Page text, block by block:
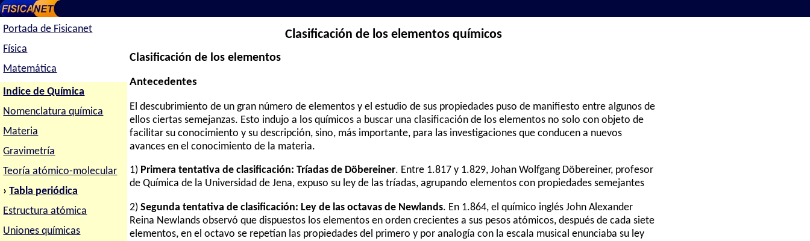
Portada de Fisicanet
Física
Matemática
Indice de Química
Nomenclatura química
Materia
Gravimetría
Teoría atómico-molecular
›Tabla periódica
Estructura atómica
Uniones químicas
Clasificación de los elementos químicos
Clasificación de los elementos
Antecedentes
El descubrimiento de un gran número de elementos y el estudio de sus propiedades puso de manifiesto entre algunos de
ellos ciertas semejanzas. Esto indujo a los químicos a buscar una clasificación de los elementos no solo con objeto de
facilitar su conocimiento y su descripción, sino, más importante, para las investigaciones que conducen a nuevos
avances en el conocimiento de la materia.
1) Primera tentativa de clasificación: Tríadas de Döbereiner. Entre 1.817 y 1.829, Johan Wolfgang Döbereiner, profesor
de Química de la Universidad de Jena, expuso su ley de las tríadas, agrupando elementos con propiedades semejantes
2)Segunda tentativa de clasificación: Ley de las octavas de Newlands. En 1.864, el químico inglés John Alexander
Reina Newlands observó que dispuestos los elementos en orden crecientes a sus pesos atómicos, después de cada siete
elementos, en el octavo se repetían las propiedades del primero y por analogía con la escala musical enunciaba su ley